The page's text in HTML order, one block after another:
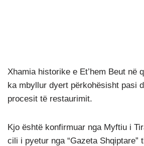
Xhamia historike e Et’hem Beut në
ka mbyllur dyert përkohësisht pasi
procesit të restaurimit.
Kjo është konfirmuar nga Myftiu i
cili i pyetur nga “Gazeta Shqiptare”